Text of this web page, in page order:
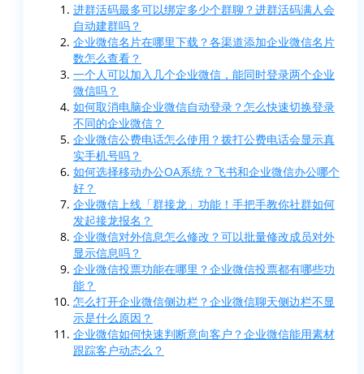
进群活码最多可以绑定多少个群聊？进群活码满人会
自动建群吗？
企业微信名片在哪里下载？各渠道添加企业微信名片
数怎么查看？
一个人可以加入几个企业微信，能同时登录两个企业
微信吗？
如何取消电脑企业微信自动登录？怎么快速切换登录
不同的企业微信？
企业微信公费电话怎么使用？拨打公费电话会显示真
实手机号吗？
如何选择移动办公OA系统？飞书和企业微信办公哪个
好？
企业微信上线「群接龙」功能！手把手教你社群如何
发起接龙报名？
企业微信对外信息怎么修改？可以批量修改成员对外
显示信息吗？
企业微信投票功能在哪里？企业微信投票都有哪些功
能？
怎么打开企业微信侧边栏？企业微信聊天侧边栏不显
示是什么原因？
企业微信如何快速判断意向客户？企业微信能用素材
跟踪客户动态么？